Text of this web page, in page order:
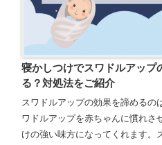
寝かしつけでスワドルアップ
る？対処法をご紹介
スワドルアップの効果を諦めるの
ワドルアップを赤ちゃんに慣れさ
けの強い味方になってくれます。